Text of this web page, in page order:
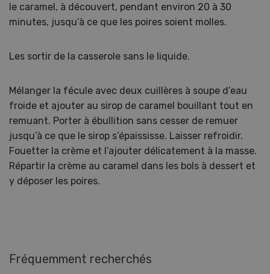
le caramel, à découvert, pendant environ 20 à 30
minutes, jusqu’à ce que les poires soient molles.
Les sortir de la casserole sans le liquide.
Mélanger la fécule avec deux cuillères à soupe d’eau
froide et ajouter au sirop de caramel bouillant tout en
remuant. Porter à ébullition sans cesser de remuer
jusqu’à ce que le sirop s’épaississe. Laisser refroidir.
Fouetter la crème et l’ajouter délicatement à la masse.
Répartir la crème au caramel dans les bols à dessert et
y déposer les poires.
Fréquemment recherchés